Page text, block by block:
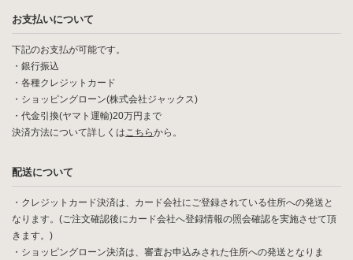
お支払いについて
下記のお支払が可能です。
・銀行振込
・各種クレジットカード
・ショッピングローン(株式会社ジャックス)
・代金引換(ヤマト運輸)20万円まで
決済方法について詳しくはこちらから。
配送について
・クレジットカード決済は、カード会社にご登録されている住所への発送と
なります。(ご注文確認後にカード会社へ登録情報の照会確認を実施させて頂
きます。)
・ショッピングローン決済は、審査お申込みされた住所への発送となりま